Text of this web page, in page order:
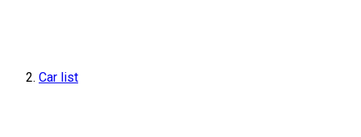
Car list